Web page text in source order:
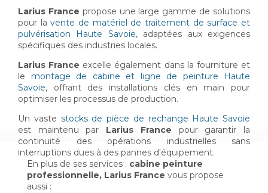
Larius France propose une large gamme de solutions
pour lavente de matériel de traitement de surface et
pulvérisation Haute Savoie, adaptées aux exigences
spécifiques des industries locales.
Larius France excelle également dans la fourniture et
le montage de cabine et ligne de peinture Haute
Savoie, offrant des installations clés en main pour
optimiser les processus de production.
Un vaste stocks de pièce de rechange Haute Savoie
est maintenu par Larius France pour garantir la
continuité des opérations industrielles sans
interruptions dues à des pannes d'équipement.
En plus de ses services : cabine peinture
professionnelle, Larius France vous propose
aussi :